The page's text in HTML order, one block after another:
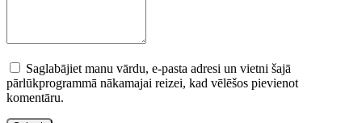
Saglabājiet manu vārdu, e-pasta adresi un vietni šajā
pārlūkprogrammā nākamajai reizei, kad vēlēšos pievienot
komentāru.